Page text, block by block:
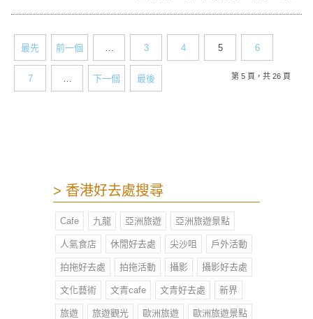
最先 前一個 … 3 4 5 6
7 … 下一個 最後 第 5 頁，共 26 頁
> 香港好去處搜尋
Cafe 九龍 亞洲旅遊 亞洲旅遊景點
人氣食店 休閒好去處 尖沙咀 戶外活動
拍拖好去處 拍拖活動 攝影 攝影好去處
文化藝術 文青cafe 文青好去處 新界
旅遊 旅遊觀光 歐洲旅遊 歐洲旅遊景點